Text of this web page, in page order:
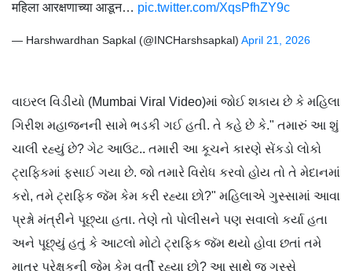
महिला आरक्षणाच्या आडून… pic.twitter.com/XqsPfhZY9c
— Harshwardhan Sapkal (@INCHarshsapkal) April 21, 2026
વાઇરલ વિડીયો (Mumbai Viral Video)માં જોઈ શકાય છે કે મહિલા
ગિરીશ મહાજનની સામે ભડકી ગઈ હતી. તે કહે છે કે." તમારું આ શું
ચાલી રહ્યું છે? ગેટ આઉટ.. તમારી આ કૂચને કારણે સેંકડો લોકો
ટ્રાફિકમાં ફસાઈ ગયા છે. જો તમારે વિરોધ કરવો હોય તો તે મેદાનમાં
કરો, તમે ટ્રાફિક જૅમ કેમ કરી રહ્યા છો?" મહિલાએ ગુસ્સામાં આવા
પ્રશ્નો મંત્રીને પૂછ્યા હતા. તેણે તો પોલીસને પણ સવાલો કર્યા હતા
અને પૂછ્યું હતું કે આટલો મોટો ટ્રાફિક જૅમ થયો હોવા છતાં તમે
માત્ર પ્રેક્ષકની જેમ કેમ વર્તી રહ્યા છો? આ સાથે જ ગુસ્સે